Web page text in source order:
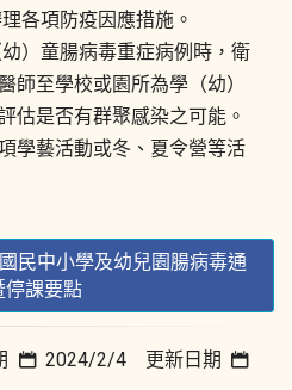
各項防疫因應措施。
幼）童腸病毒重症病例時，衛
師至學校或園所為學（幼）
估是否有群聚感染之可能。
學藝活動或冬、夏令營等活
民中小學及幼兒園腸病毒通
停課要點
2024/2/4 更新日期